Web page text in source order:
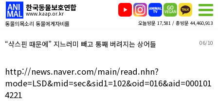
한국동물보호연합
www.kaap.or.kr
동물의목소리 동물에게자비를 오늘방문 17,581 / 총방문 44,460,913
“샥스핀 때문에” 지느러미 빼고 통째 버려지는 상어들 06/10
http://news.naver.com/main/read.nhn?
mode=LSD&mid=sec&sid1=102&oid=016&aid=000101
4221